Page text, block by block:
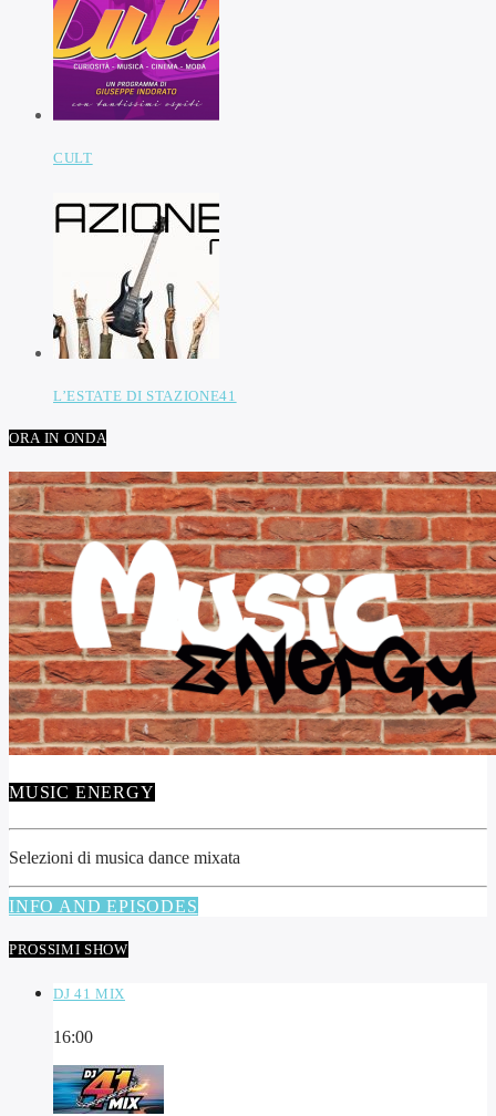
CULT
L’ESTATE DI STAZIONE41
ORA IN ONDA
MUSIC ENERGY
Selezioni di musica dance mixata
INFO AND EPISODES
PROSSIMI SHOW
DJ 41 MIX
16:00